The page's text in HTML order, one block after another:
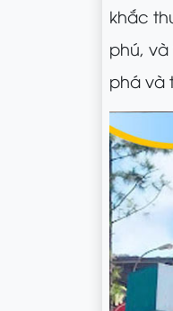
khắc
phú, và
phá và